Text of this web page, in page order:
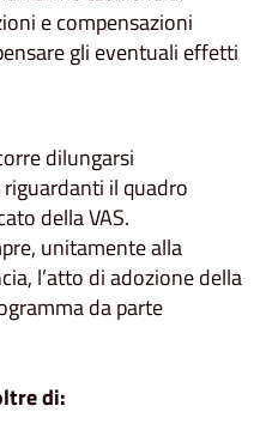
e compensazioni
gli eventuali effetti
dilungarsi
il quadro
della VAS.
unitamente alla
l’atto di adozione della
da parte
di: